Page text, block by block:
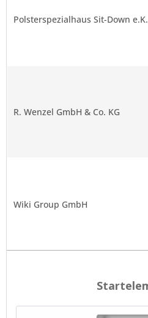
Polsterspezialhaus Sit-Down e.K.
R. Wenzel GmbH & Co. KG
Wiki Group GmbH